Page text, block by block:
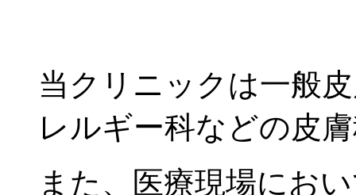
当クリニックは一般
レルギー科などの皮
また、医療現場にお